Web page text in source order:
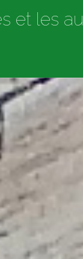
et les